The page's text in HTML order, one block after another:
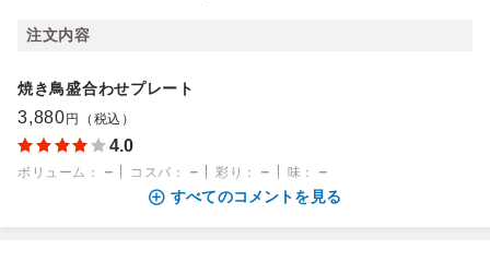
注文内容
焼き鳥盛合わせプレート
3,880 円（税込）
4.0
ボリューム ： － コスパ ： － 彩り ： － 味 ：
－
すべてのコメントを見る